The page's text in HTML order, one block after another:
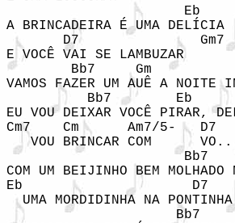
                      Eb
A BRINCADEIRA É UMA DELÍCIA
       D7               Gm7
E VOCÊ VAI SE LAMBUZAR
Bb7     Gm
VAMOS FAZER UM AUÊ A NOITE
Bb7        Eb
EU VOU DEIXAR VOCÊ PIRAR,
Cm7    Cm      Am7/5-   D7
VOU BRINCAR COM
COM UM BEIJINHO BEM MOLHADO
Eb                     D7
UMA MORDIDINHA NA
Bb7